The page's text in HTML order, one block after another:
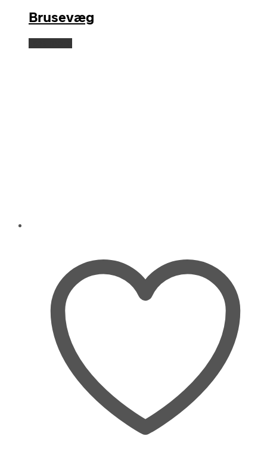
Brusevæg